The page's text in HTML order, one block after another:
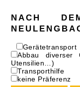
NACH
Gerätetransport
Abbau diverser
Utensilien…)
Transporthilfe
keine Präferenz